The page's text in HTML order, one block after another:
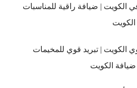
الكويت | ضيافة راقية للمناسبات
الكويت
الكويت | تبريد قوي للمخيمات
ضيافة الكويت